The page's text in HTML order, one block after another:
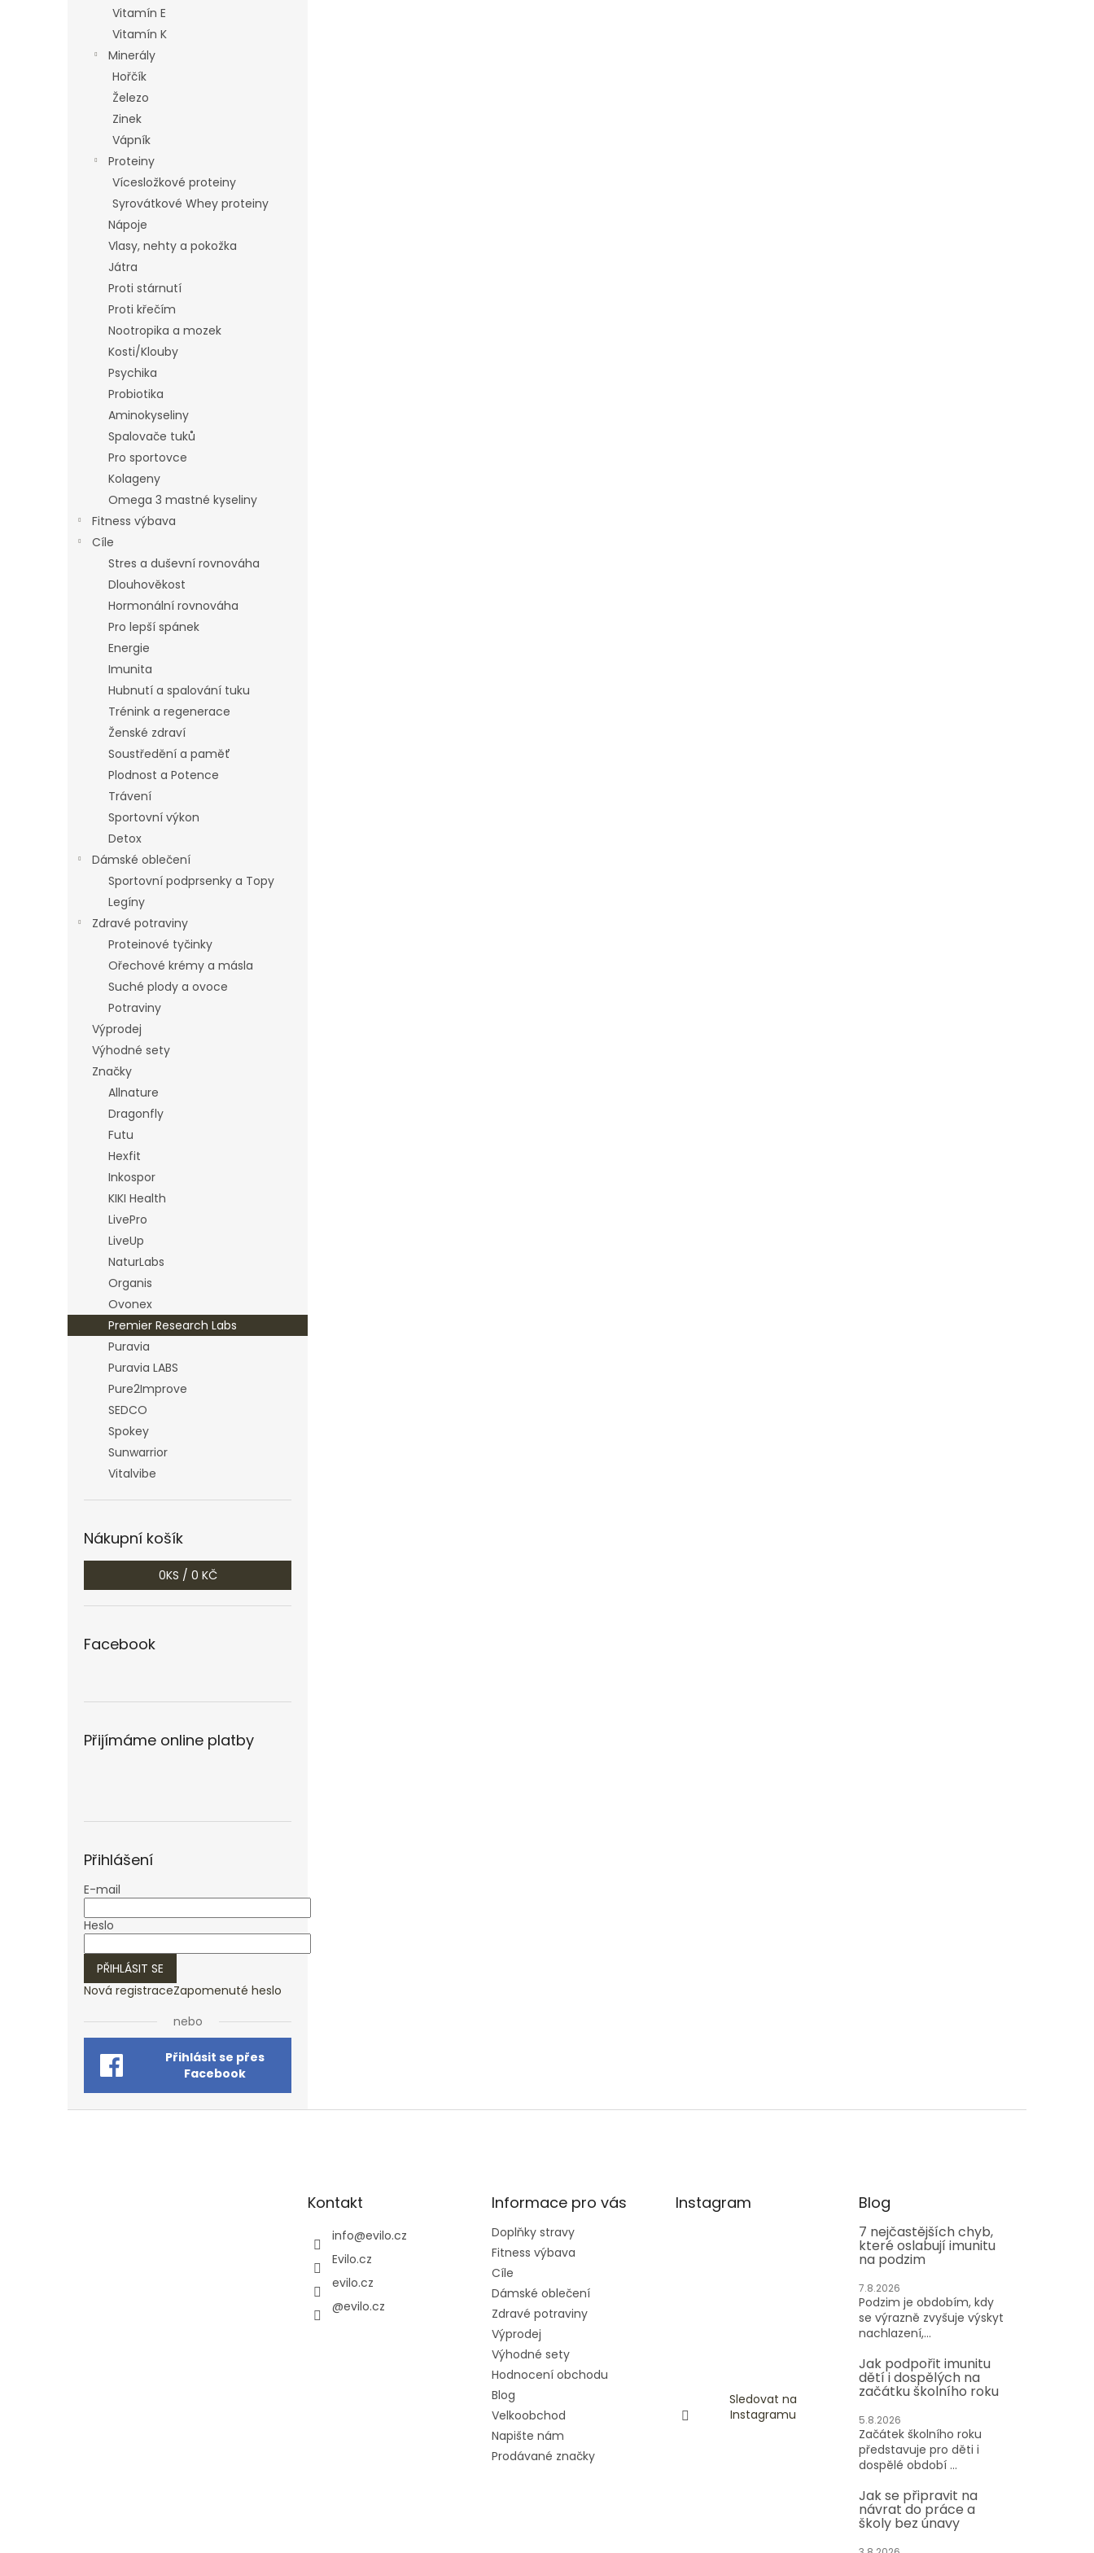
Vitamín E
Vitamín K
Minerály
Hořčík
Železo
Zinek
Vápník
Proteiny
Vícesložkové proteiny
Syrovátkové Whey proteiny
Nápoje
Vlasy, nehty a pokožka
Játra
Proti stárnutí
Proti křečím
Nootropika a mozek
Kosti/Klouby
Psychika
Probiotika
Aminokyseliny
Spalovače tuků
Pro sportovce
Kolageny
Omega 3 mastné kyseliny
Fitness výbava
Cíle
Stres a duševní rovnováha
Dlouhověkost
Hormonální rovnováha
Pro lepší spánek
Energie
Imunita
Hubnutí a spalování tuku
Trénink a regenerace
Ženské zdraví
Soustředění a paměť
Plodnost a Potence
Trávení
Sportovní výkon
Detox
Dámské oblečení
Sportovní podprsenky a Topy
Legíny
Zdravé potraviny
Proteinové tyčinky
Ořechové krémy a másla
Suché plody a ovoce
Potraviny
Výprodej
Výhodné sety
Značky
Allnature
Dragonfly
Futu
Hexfit
Inkospor
KIKI Health
LivePro
LiveUp
NaturLabs
Organis
Ovonex
Premier Research Labs
Puravia
Puravia LABS
Pure2Improve
SEDCO
Spokey
Sunwarrior
Vitalvibe
Nákupní košík
0KS / 0 KČ
Facebook
Přijímáme online platby
Přihlášení
E-mail
Heslo
PŘIHLÁSIT SE
Nová registraceZapomenuté heslo
nebo
Přihlásit se přes
Facebook
Kontakt
info@evilo.cz
Evilo.cz
evilo.cz
@evilo.cz
Informace pro vás
Doplňky stravy
Fitness výbava
Cíle
Dámské oblečení
Zdravé potraviny
Výprodej
Výhodné sety
Hodnocení obchodu
Blog
Velkoobchod
Napište nám
Prodávané značky
Instagram
Sledovat na
Instagramu
Blog
7 nejčastějších chyb,
které oslabují imunitu
na podzim
7.8.2026
Podzim je obdobím, kdy
se výrazně zvyšuje výskyt
nachlazení,...
Jak podpořit imunitu
dětí i dospělých na
začátku školního roku
5.8.2026
Začátek školního roku
představuje pro děti i
dospělé období ...
Jak se připravit na
návrat do práce a
školy bez únavy